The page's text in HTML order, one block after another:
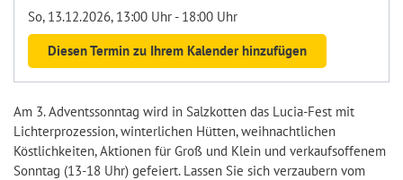
So, 13.12.2026, 13:00 Uhr - 18:00 Uhr
Diesen Termin zu Ihrem Kalender hinzufügen
Am 3. Adventssonntag wird in Salzkotten das Lucia-Fest mit
Lichterprozession, winterlichen Hütten, weihnachtlichen
Köstlichkeiten, Aktionen für Groß und Klein und verkaufsoffenem
Sonntag (13-18 Uhr) gefeiert. Lassen Sie sich verzaubern vom